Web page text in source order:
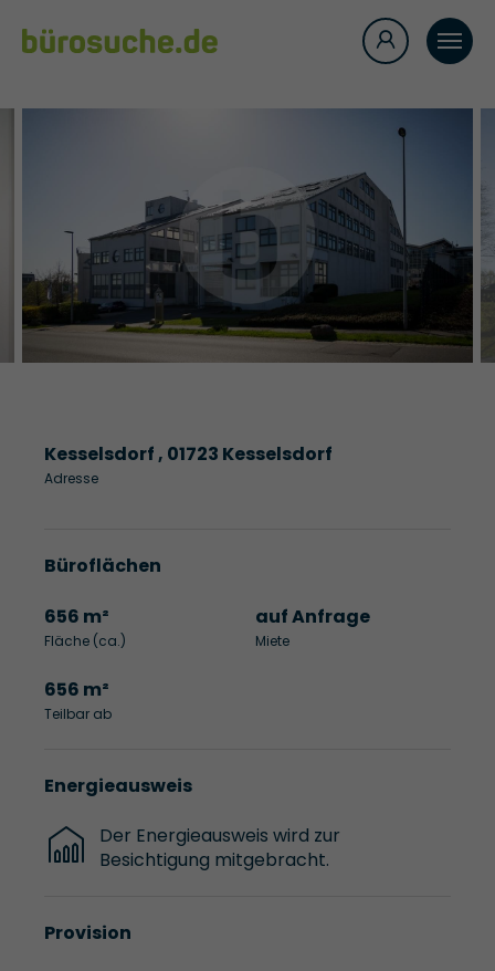
Kesselsdorf , 01723 Kesselsdorf
Adresse
Büroflächen
656 m²
Fläche (ca.)
auf Anfrage
Miete
656 m²
Teilbar ab
Energieausweis
Der Energieausweis wird zur
Besichtigung mitgebracht.
Provision